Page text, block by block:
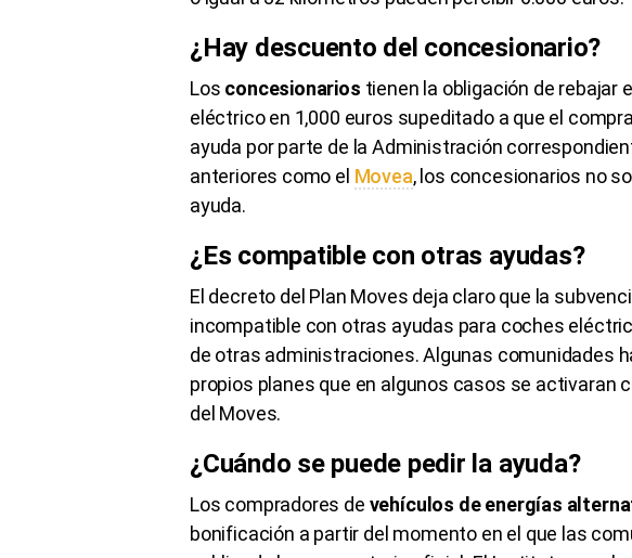
¿Hay descuento del concesionario?
Los concesionarios tienen la obligación de rebajar
eléctrico en 1,000 euros supeditado a que el
ayuda por parte de la Administración
anteriores como el Movea, los concesionarios no
ayuda.
¿Es compatible con otras ayudas?
El decreto del Plan Moves deja claro que la
incompatible con otras ayudas para coches
de otras administraciones. Algunas comunidades
propios planes que en algunos casos se activaran
del Moves.
¿Cuándo se puede pedir la ayuda?
Los compradores de vehículos de energías
bonificación a partir del momento en el que las